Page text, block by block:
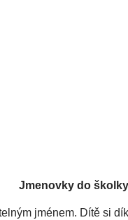
Jmenovky do
jménem. Dítě si